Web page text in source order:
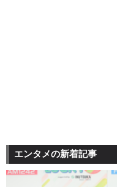
エンタメの新着記事